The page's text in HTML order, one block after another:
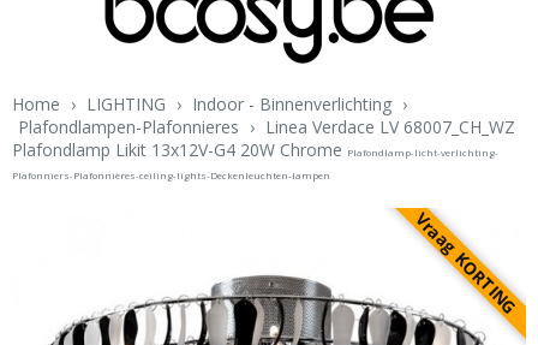
Home › LIGHTING › Indoor - Binnenverlichting ›
Plafondlampen-Plafonnieres › Linea Verdace LV 68007_CH_WZ
Plafondlamp Likit 13x12V-G4 20W Chrome Plafondlamp-licht-verlichting-
Plafonniers-Plafonnières-ceiling-lights-Deckenleuchten-lampen
Vraag KORTING